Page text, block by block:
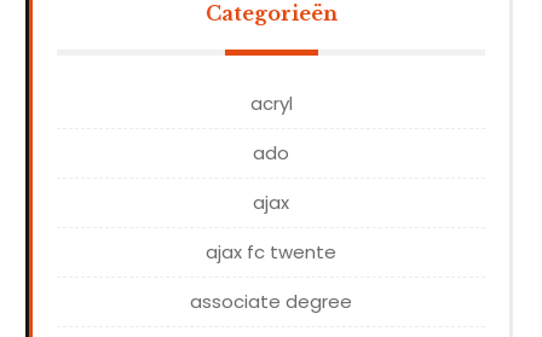
Categorieën
acryl
ado
ajax
ajax fc twente
associate degree